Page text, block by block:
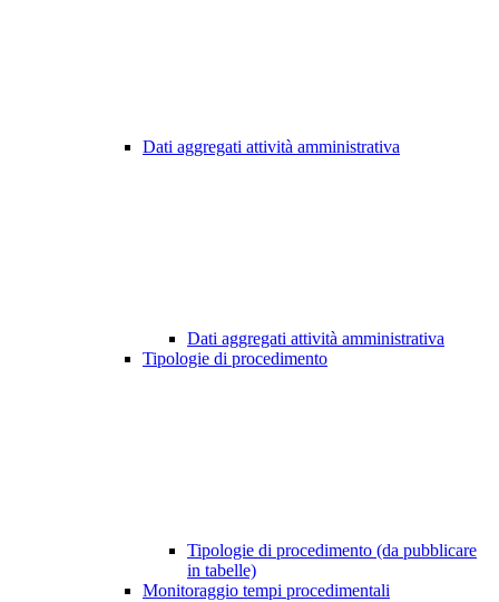
Dati aggregati attività amministrativa
Dati aggregati attività amministrativa
Tipologie di procedimento
Tipologie di procedimento (da pubblicare
in tabelle)
Monitoraggio tempi procedimentali